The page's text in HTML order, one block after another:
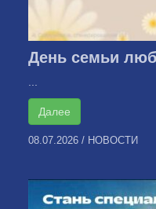
День семьи
...
Далее
08.07.2026 / НОВОСТИ